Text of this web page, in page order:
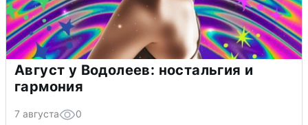
Август у Водолеев: ностальгия и
гармония
7 августа 0